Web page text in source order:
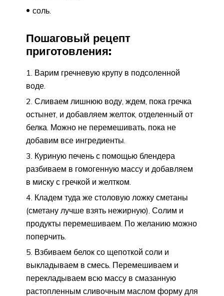
соль.
Пошаговый рецепт
приготовления:
Варим гречневую крупу в подсоленной
воде.
Сливаем лишнюю воду, ждем, пока гречка
остынет, и добавляем желток, отделенный от
белка. Можно не перемешивать, пока не
добавим все ингредиенты.
Куриную печень с помощью блендера
разбиваем в гомогенную массу и добавляем
в миску с гречкой и желтком.
Кладем туда же столовую ложку сметаны
(сметану лучше взять нежирную). Солим и
продукты перемешиваем. По желанию можно
поперчить.
Взбиваем белок со щепоткой соли и
выкладываем в смесь. Перемешиваем и
перекладываем всю массу в смазанную
растопленным сливочным маслом форму для